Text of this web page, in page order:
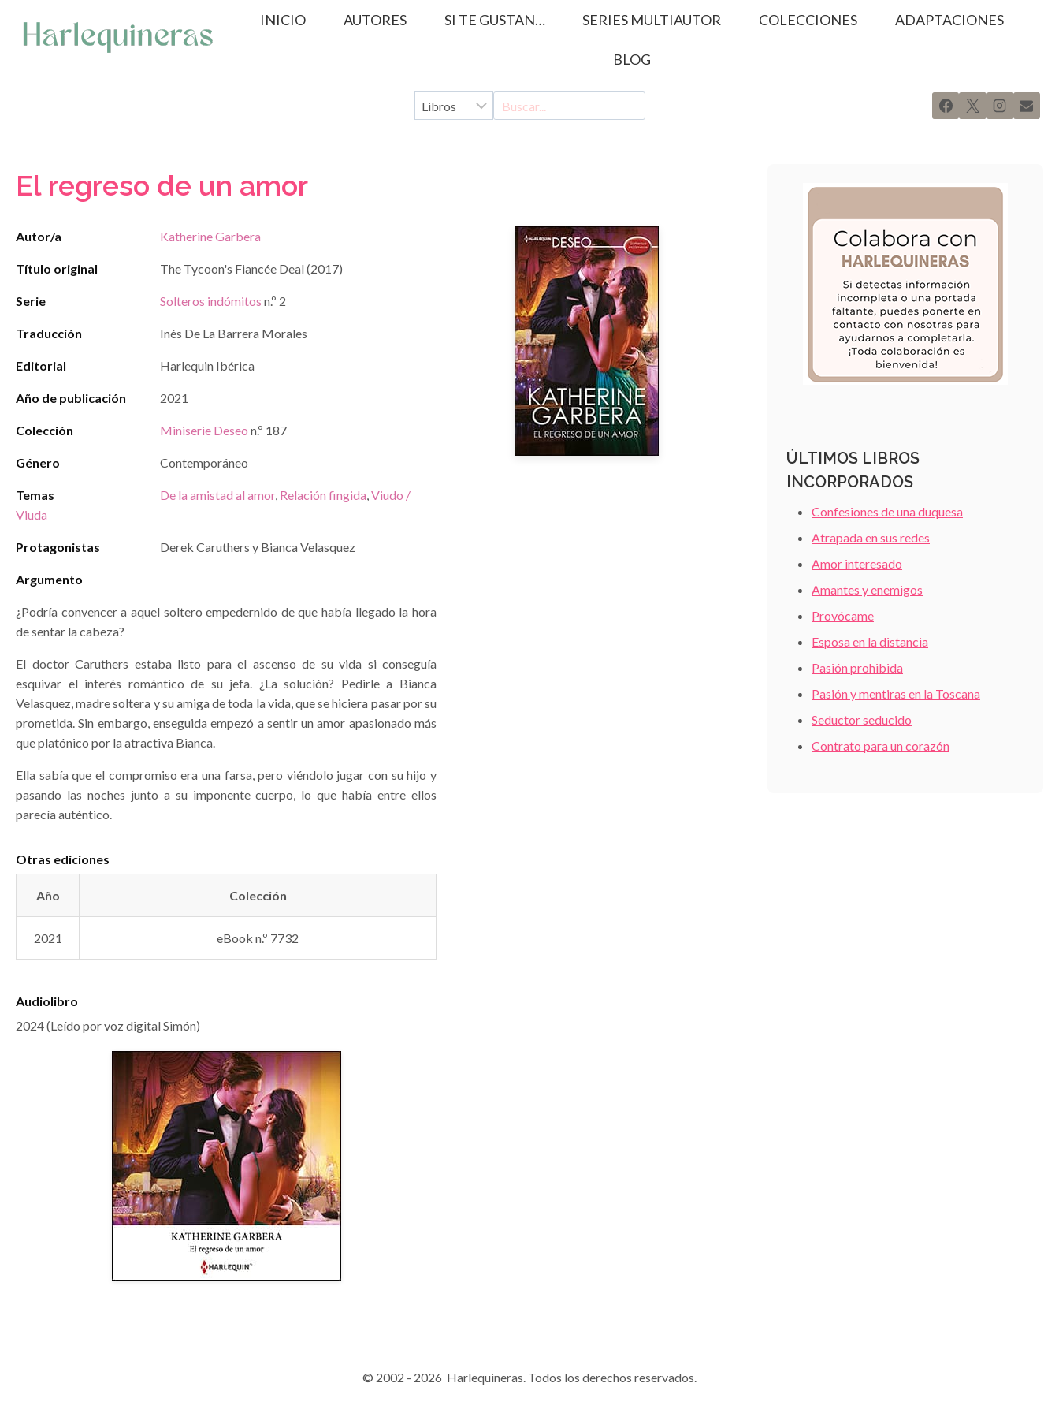
contenido
INICIO AUTORES SI TE GUSTAN… SERIES MULTIAUTOR COLECCIONES ADAPTACIONES
BLOG
El regreso de un amor
Autor/a Katherine Garbera
Título original The Tycoon's Fiancée Deal (2017)
Serie Solteros indómitos n.º 2
Traducción Inés De La Barrera Morales
Editorial Harlequin Ibérica
Año de publicación 2021
Colección Miniserie Deseo n.º 187
Género Contemporáneo
Temas De la amistad al amor, Relación fingida,Viudo /
Viuda
Protagonistas Derek Caruthers y Bianca Velasquez
Argumento
¿Podría convencer a aquel soltero empedernido de que había llegado la hora
de sentar la cabeza?
El doctor Caruthers estaba listo para el ascenso de su vida si conseguía
esquivar el interés romántico de su jefa. ¿La solución? Pedirle a Bianca
Velasquez, madre soltera y su amiga de toda la vida, que se hiciera pasar por su
prometida. Sin embargo, enseguida empezó a sentir un amor apasionado más
que platónico por la atractiva Bianca.
Ella sabía que el compromiso era una farsa, pero viéndolo jugar con su hijo y
pasando las noches junto a su imponente cuerpo, lo que había entre ellos
parecía auténtico.
Otras ediciones
Año Colección
2021 eBook n.º 7732
Audiolibro
2024 (Leído por voz digital Simón)
ÚLTIMOS LIBROS
INCORPORADOS
Confesiones de una duquesa
Atrapada en sus redes
Amor interesado
Amantes y enemigos
Provócame
Esposa en la distancia
Pasión prohibida
Pasión y mentiras en la Toscana
Seductor seducido
Contrato para un corazón
© 2002 - 2026 Harlequineras. Todos los derechos reservados.